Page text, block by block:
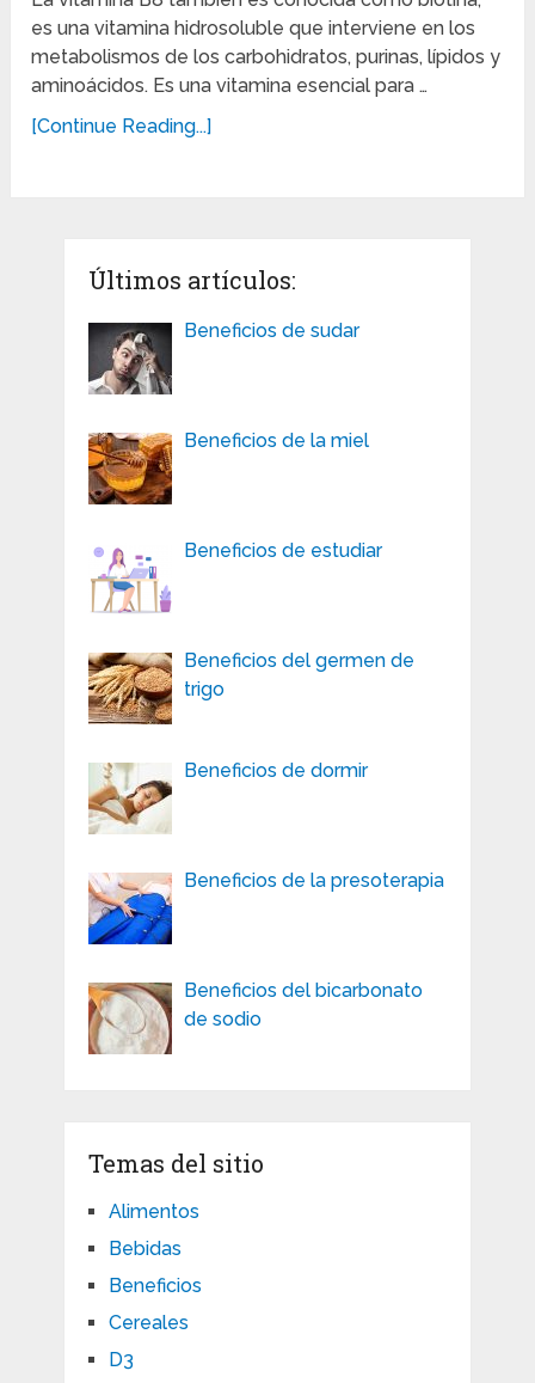
es una vitamina hidrosoluble que interviene en los
metabolismos de los carbohidratos, purinas, lípidos y
aminoácidos. Es una vitamina esencial para …
[Continue Reading...]
Últimos artículos:
Beneficios de sudar
Beneficios de la miel
Beneficios de estudiar
Beneficios del germen de
trigo
Beneficios de dormir
Beneficios de la presoterapia
Beneficios del bicarbonato
de sodio
Temas del sitio
Alimentos
Bebidas
Beneficios
Cereales
D3